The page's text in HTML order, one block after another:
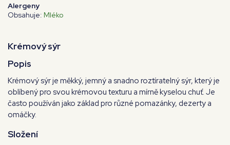
Alergeny
Obsahuje: Mléko
Krémový sýr
Popis
Krémový sýr je měkký, jemný a snadno roztíratelný sýr, který je
oblíbený pro svou krémovou texturu a mírně kyselou chuť. Je
často používán jako základ pro různé pomazánky, dezerty a
omáčky.
Složení